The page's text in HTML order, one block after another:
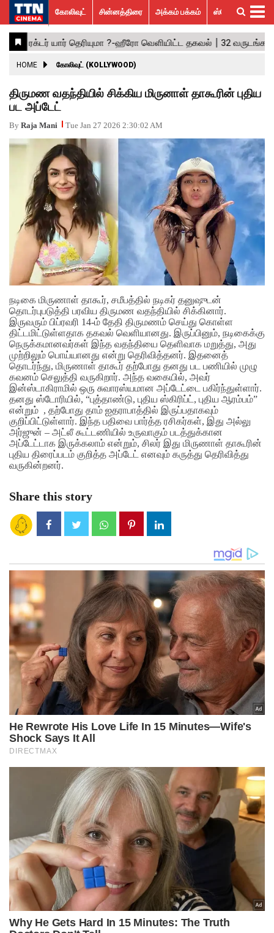
கோலிவுட்
சின்னத்திரை
பாலிவுட்
ஹாலிவுட்
அக்கம்
பக்கம்
ஸ்பெஷல்
ஸ்டோரீஸ்
விமர்சனம்
GALLERY
ACTRESS
MOVIESTILLS
EVENTS
VIDEOS
What’s
Hot
Trending
News
கோலிவுட் சின்னத்திரை அக்கம் பக்கம் ஸ்பெஷல் ஸ்டோரீஸ்
HOME கோலிவுட் (KOLLYWOOD)
திருமண வதந்தியில் சிக்கிய மிருனாள் தாகூரின் புதிய
பட அப்டேட்
By Raja Mani Tue Jan 27 2026 2:30:02 AM
நடிகை மிருணாள் தாகூர், சமீபத்தில் நடிகர் தனுஷுடன்
தொடர்புபடுத்தி பரவிய திருமண வதந்தியில் சிக்கினார்.
இருவரும் பிப்ரவரி 14-ம் தேதி திருமணம் செய்து கொள்ள
திட்டமிட்டுள்ளதாக தகவல் வெளியானது. இருப்பினும், நடிகைக்கு
நெருக்கமானவர்கள் இந்த வதந்தியை தெளிவாக மறுத்து, அது
முற்றிலும் பொய்யானது என்று தெரிவித்தனர். இதனைத்
தொடர்ந்து, மிருணாள் தாகூர் தற்போது தனது பட பணியில் முழு
கவனம் செலுத்தி வருகிறார். அந்த வகையில், அவர்
இன்ஸ்டாகிராமில் ஒரு சுவாரஸ்யமான அப்டேட்டை பகிர்ந்துள்ளார்.
தனது ஸ்டோரியில், “புத்தாண்டு, புதிய ஸ்கிரிப்ட், புதிய ஆரம்பம்”
என்றும் , தற்போது தாம் ஐதராபாத்தில் இருப்பதாகவும்
குறிப்பிட்டுள்ளார். இந்த பதிவை பார்த்த ரசிகர்கள், இது அல்லு
அர்ஜுன் – அட்லீ கூட்டணியில் உருவாகும் படத்துக்கான
அப்டேட்டாக இருக்கலாம் என்றும், சிலர் இது மிருணாள் தாகூரின்
புதிய திரைப்படம் குறித்த அப்டேட் எனவும் கருத்து தெரிவித்து
வருகின்றனர்.
Share this story